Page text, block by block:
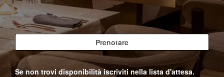
Se non trovi disponibilità iscriviti nella lista d'attesa.